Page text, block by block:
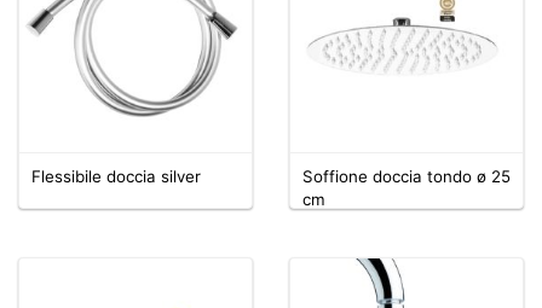
Flessibile doccia silver
Soffione doccia tondo ø 25
cm